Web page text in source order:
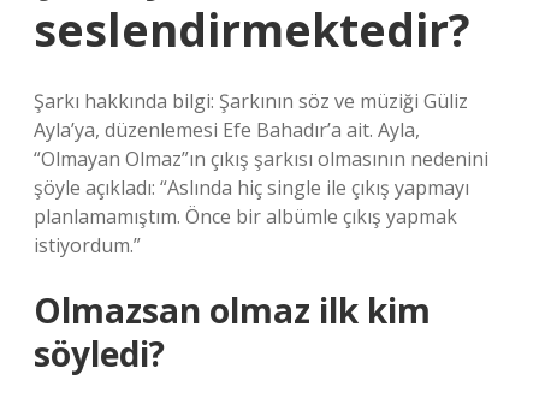
seslendirmektedir?
Şarkı hakkında bilgi: Şarkının söz ve müziği Güliz
Ayla’ya, düzenlemesi Efe Bahadır’a ait. Ayla,
“Olmayan Olmaz”ın çıkış şarkısı olmasının nedenini
şöyle açıkladı: “Aslında hiç single ile çıkış yapmayı
planlamamıştım. Önce bir albümle çıkış yapmak
istiyordum.”
Olmazsan olmaz ilk kim
söyledi?